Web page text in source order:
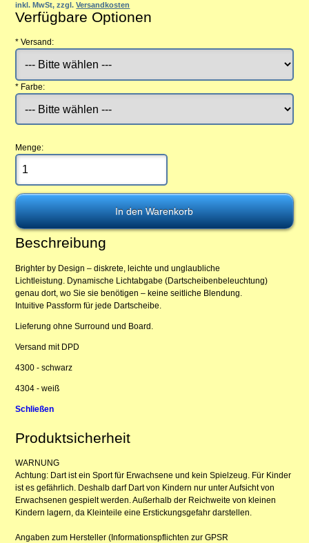
inkl. MwSt, zzgl.Versandkosten
Verfügbare Optionen
* Versand:
* Farbe:
Menge:
Beschreibung
Brighter by Design – diskrete, leichte und unglaubliche
Lichtleistung. Dynamische Lichtabgabe (Dartscheibenbeleuchtung)
genau dort, wo Sie sie benötigen – keine seitliche Blendung.
Intuitive Passform für jede Dartscheibe.
Lieferung ohne Surround und Board.
Versand mit DPD
4300 - schwarz
4304 - weiß
Schließen
Produktsicherheit
WARNUNG
Achtung: Dart ist ein Sport für Erwachsene und kein Spielzeug. Für Kinder
ist es gefährlich. Deshalb darf Dart von Kindern nur unter Aufsicht von
Erwachsenen gespielt werden. Außerhalb der Reichweite von kleinen
Kindern lagern, da Kleinteile eine Erstickungsgefahr darstellen.
Angaben zum Hersteller (Informationspflichten zur GPSR